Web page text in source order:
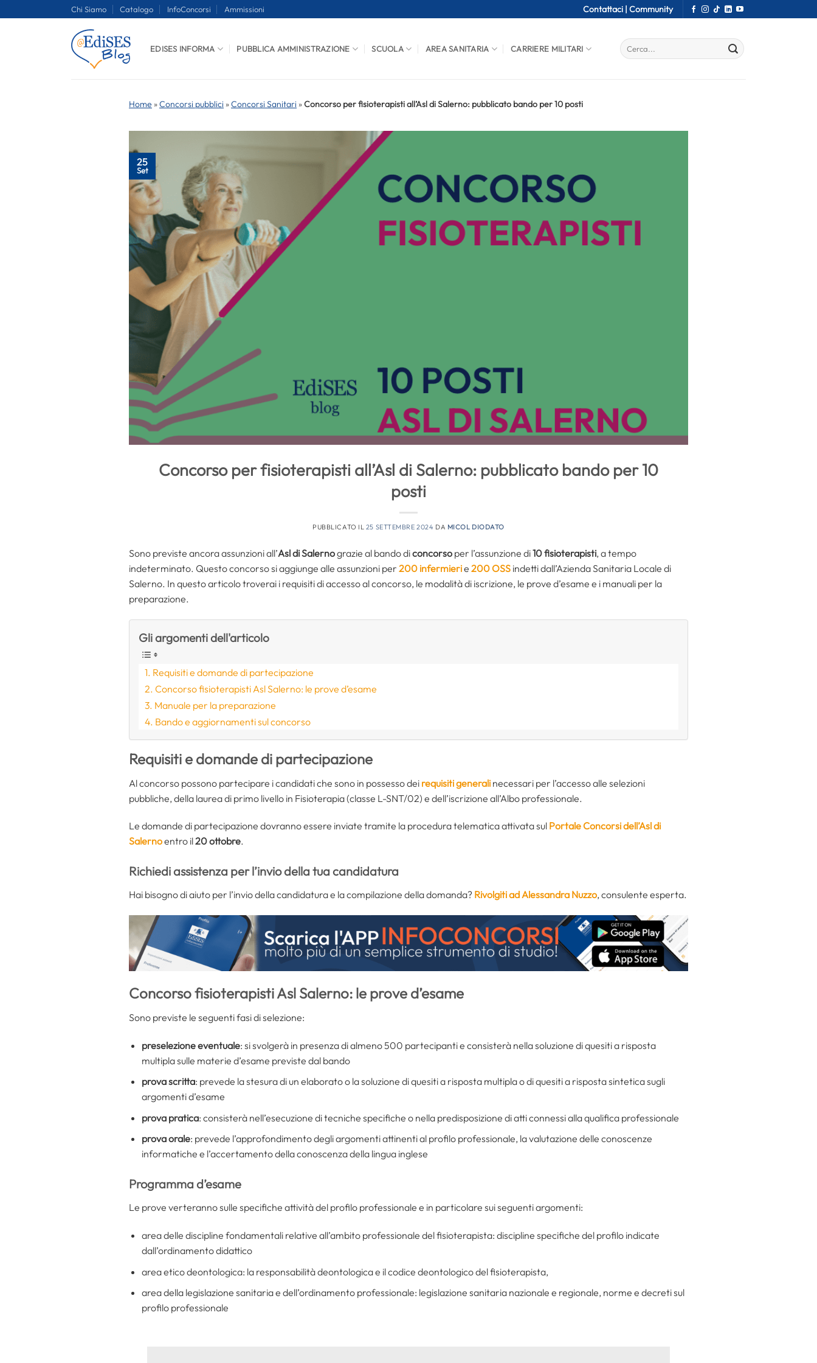
Chi Siamo Catalogo InfoConcorsi Ammissioni Contattaci | Community
EDISES INFORMA PUBBLICA AMMINISTRAZIONE SCUOLA AREA SANITARIA CARRIERE MILITARI
Home »Concorsi pubblici »Concorsi Sanitari »Concorso per fisioterapisti all’Asl di Salerno: pubblicato bando per 10 posti
25
Set
Concorso per fisioterapisti all’Asl di Salerno: pubblicato bando per 10
posti
PUBBLICATO IL 25 SETTEMBRE 2024 DA MICOL DIODATO
Sono previste ancora assunzioni all’Asl di Salernograzie al bando diconcorso per l’assunzione di10fisioterapisti, a tempo
indeterminato. Questo concorso si aggiunge alle assunzioni per 200 infermierie 200 OSS indetti dall’Azienda Sanitaria Locale di
Salerno. In questo articolo troverai i requisiti di accesso al concorso, le modalità di iscrizione, le prove d’esame e i manuali per la
preparazione.
Gli argomenti dell'articolo
Requisiti e domande di partecipazione
Concorso fisioterapisti Asl Salerno: le prove d’esame
Manuale per la preparazione
Bando e aggiornamenti sul concorso
Requisiti e domande di partecipazione
Al concorso possono partecipare i candidati che sono in possesso dei requisiti generali necessari per l’accesso alle selezioni
pubbliche, della laurea di primo livello in Fisioterapia (classe L-SNT/02) e dell’iscrizione all’Albo professionale.
Le domande di partecipazione dovranno essere inviate tramite la procedura telematica attivata sul Portale Concorsi dell’Asl di
Salernoentro il20 ottobre.
Richiedi assistenza per l’invio della tua candidatura
Hai bisogno di aiuto per l’invio della candidatura e la compilazione della domanda? Rivolgiti ad Alessandra Nuzzo, consulente esperta.
Concorso fisioterapisti Asl Salerno: le prove d’esame
Sono previste le seguenti fasi di selezione:
preselezione eventuale: si svolgerà in presenza di almeno 500 partecipanti e consisterà nella soluzione di quesiti a risposta
multipla sulle materie d’esame previste dal bando
prova scritta: prevede la stesura di un elaborato o la soluzione di quesiti a risposta multipla o di quesiti a risposta sintetica sugli
argomenti d’esame
prova pratica: consisterà nell’esecuzione di tecniche specifiche o nella predisposizione di atti connessi alla qualifica professionale
prova orale: prevede l’approfondimento degli argomenti attinenti al profilo professionale, la valutazione delle conoscenze
informatiche e l’accertamento della conoscenza della lingua inglese
Programma d’esame
Le prove verteranno sulle specifiche attività del profilo professionale e in particolare sui seguenti argomenti:
area delle discipline fondamentali relative all’ambito professionale del fisioterapista: discipline specifiche del profilo indicate
dall’ordinamento didattico
area etico deontologica: la responsabilità deontologica e il codice deontologico del fisioterapista,
area della legislazione sanitaria e dell’ordinamento professionale: legislazione sanitaria nazionale e regionale, norme e decreti sul
profilo professionale